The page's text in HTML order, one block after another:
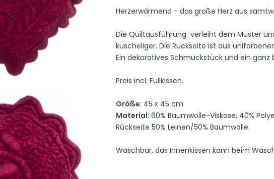
Herzerwärmend - das große Herz aus
Die Quiltausführung verleiht dem Muster
kuscheliger. Die Rückseite ist aus
Ein dekoratives Schmuckstück und ein
Preis incl. Füllkissen.
Größe: 45 x 45 cm
Material: 60% Baumwolle-Viskose, 40%
Rückseite 50% Leinen/50% Baumwolle.
Waschbar, das Innenkissen kann beim